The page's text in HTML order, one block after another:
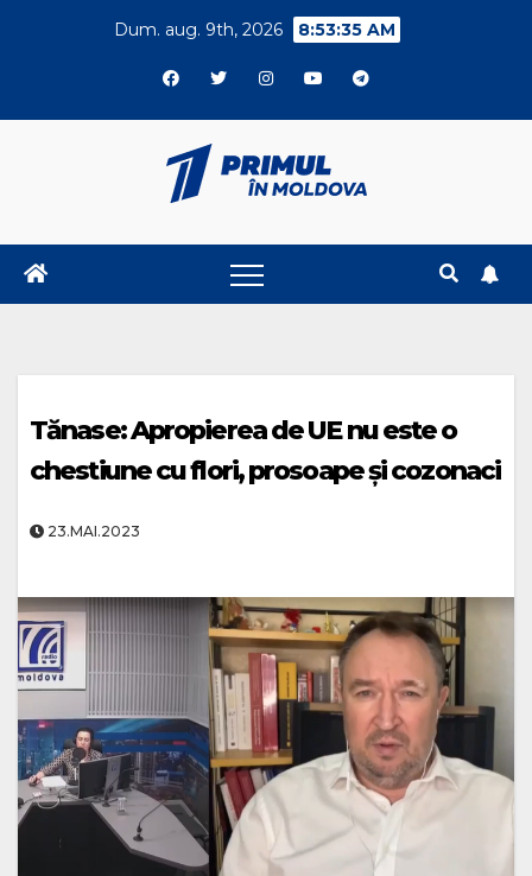
Dum. aug. 9th, 2026 8:53:36 AM
Tănase: Apropierea de UE nu este o
chestiune cu flori, prosoape și cozonaci
23.MAI.2023